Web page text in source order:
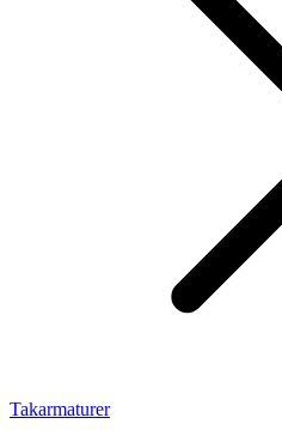
Takarmaturer